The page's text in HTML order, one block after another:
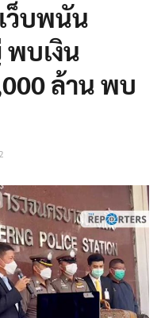
ว็บพนัน
บเงิน
ล้าน พบ